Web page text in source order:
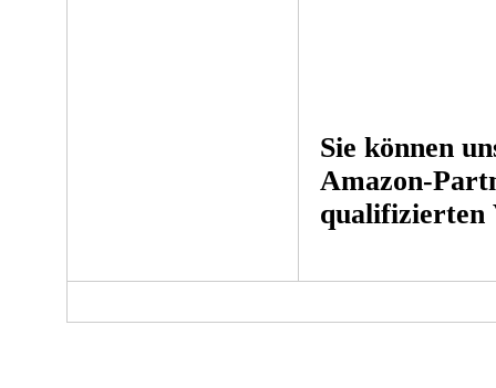
Sie können
Amazon-
qualifizierten